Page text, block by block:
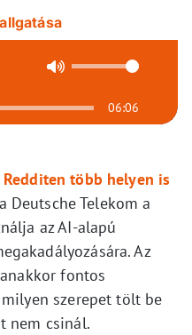
06:06
Redditen több helyen is
Deutsche Telekom a
az AI-alapú
Az
fontos
szerepet tölt be
nem csinál.